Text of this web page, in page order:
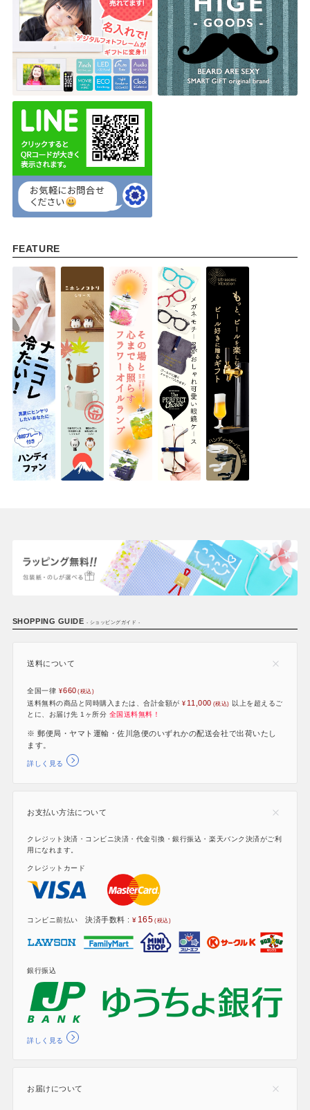
FEATURE
SHOPPING GUIDE - ショッピングガイド -
送料について
全国一律 660
送料無料の商品と同時購入または、合計金額が 11,000
以上を超えるご
とに、お届け先 1ヶ所分 全国送料無料！
※ 郵便局・ヤマト運輸・佐川急便のいずれかの配送会社で出荷いたし
ます。
詳しく見る
お支払い方法について
クレジット決済・コンビニ決済・代金引換・銀行振込・楽天バンク決済がご利
用になれます。
クレジットカード
コンビニ前払い決済手数料 : 165
銀行振込
詳しく見る
お届けについて